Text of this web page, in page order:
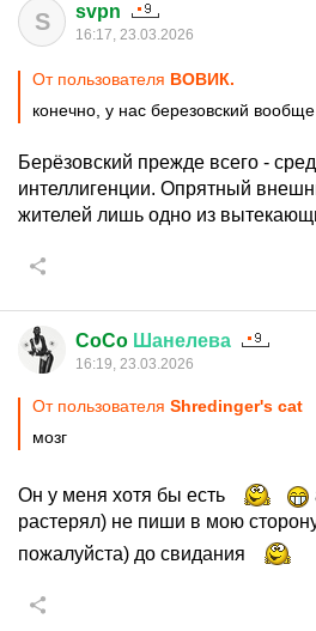
S svpn
16:17, 23.03.2026
От пользователя ВОВИК.
конечно, у нас березовский
Берёзовский прежде всего -
интеллигенции. Опрятный
жителей лишь одно из
CoCo Шанелева
16:19, 23.03.2026
От пользователя Shredinger's cat
мозг
Он у меня хотя бы есть
растерял) не пиши в мою
пожалуйста) до свидания